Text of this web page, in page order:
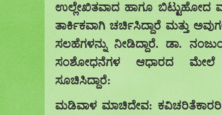
ಉಲ್ಲೇಖಿತವಾದ ಹಾಗೂ ಬಿಟ್ಟುಹೋದ
ತಾರ್ಕಿಕವಾಗಿ ಚರ್ಚಿಸಿದ್ದಾರೆ ಮತ್ತು
ಸಲಹೆಗಳನ್ನು ನೀಡಿದ್ದಾರೆ. ಡಾ.
ಸಂಶೋಧನೆಗಳ ಆಧಾರದ ಮೇಲೆ
ಸೂಚಿಸಿದ್ದಾರೆ:
ಮಡಿವಾಳ ಮಾಚಿದೇವ: